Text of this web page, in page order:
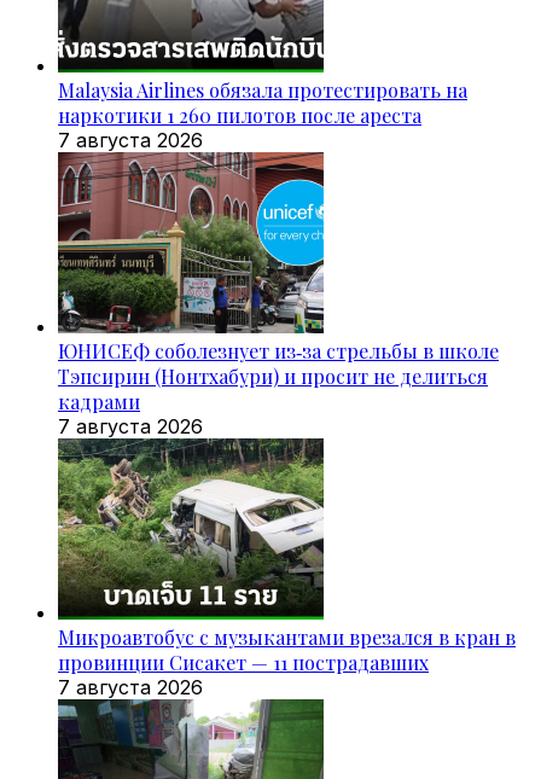
Malaysia Airlines обязала протестировать на
наркотики 1 260 пилотов после ареста
7 августа 2026
ЮНИСЕФ соболезнует из‑за стрельбы в школе
Тэпсирин (Нонтхабури) и просит не делиться
кадрами
7 августа 2026
Микроавтобус с музыкантами врезался в кран в
провинции Сисакет — 11 пострадавших
7 августа 2026